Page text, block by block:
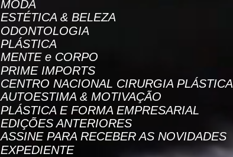
MODA
ESTÉTICA & BELEZA
ODONTOLOGIA
PLÁSTICA
MENTE e CORPO
PRIME IMPORTS
CENTRO NACIONAL CIRURGIA PLÁSTICA
AUTOESTIMA & MOTIVAÇÃO
PLÁSTICA E FORMA EMPRESARIAL
EDIÇÕES ANTERIORES
ASSINE PARA RECEBER AS NOVIDADES
EXPEDIENTE